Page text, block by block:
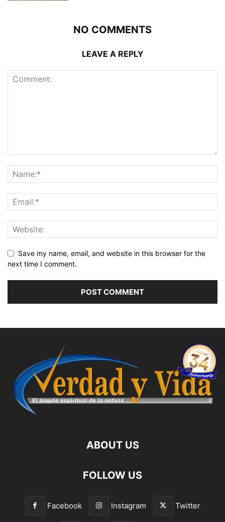
NO COMMENTS
LEAVE A REPLY
Save my name, email, and website in this browser for the
next time I comment.
ABOUT US
FOLLOW US
Facebook Instagram Twitter